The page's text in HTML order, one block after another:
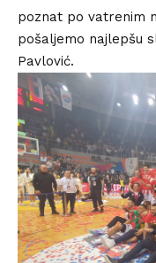
poznat po vatrenim
pošaljemo najlepšu
Pavlović.